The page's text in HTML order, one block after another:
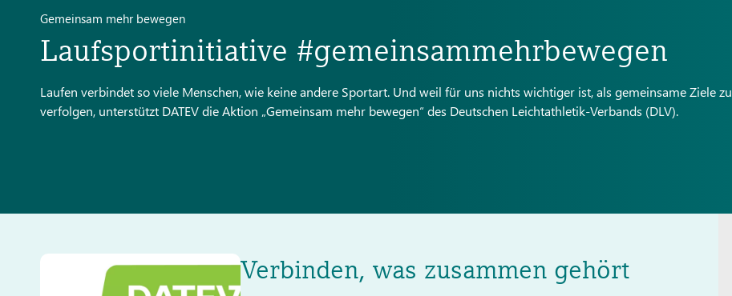
Gemeinsam mehr bewegen
Laufsportinitiative #gemeinsammehrbewegen
Laufen verbindet so viele Menschen, wie keine andere Sportart. Und weil für uns nichts wichtiger ist, als gemeinsame Ziele zu
verfolgen, unterstützt DATEV die Aktion „Gemeinsam mehr bewegen“ des Deutschen Leichtathletik-Verbands (DLV).
Verbinden, was zusammen gehört